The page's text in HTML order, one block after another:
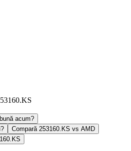
acum?
Compară 253160.KS vs AMD